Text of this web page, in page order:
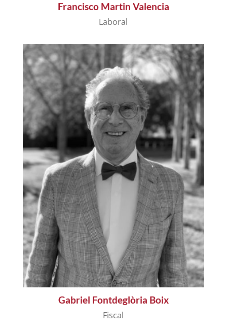
Francisco Martin Valencia
Laboral
Gabriel Fontdeglòria Boix
Fiscal